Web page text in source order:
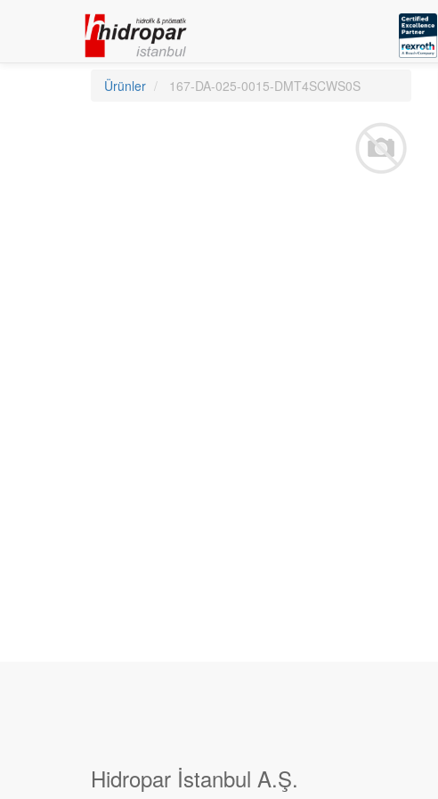
Ürünler 167-DA-025-0015-DMT4SCWS0S
Hidropar İstanbul A.Ş.